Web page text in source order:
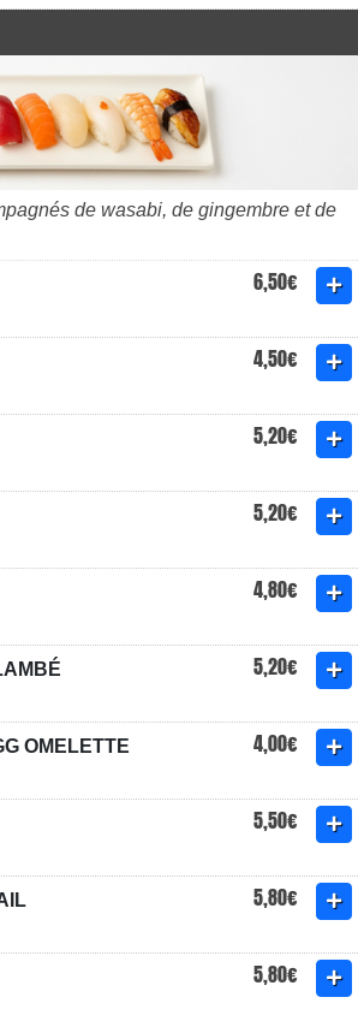
de wasabi, de gingembre et de
6,50€
4,50€
5,20€
5,20€
4,80€
5,20€
OMELETTE 4,00€
5,50€
5,80€
5,80€